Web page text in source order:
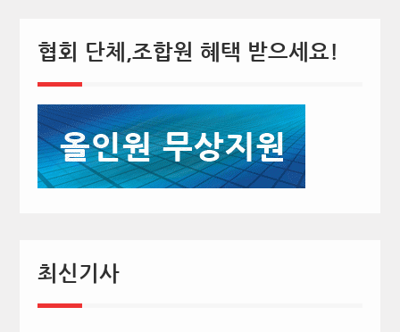
협회 단체,조합원 혜택 받으세요!
최신기사